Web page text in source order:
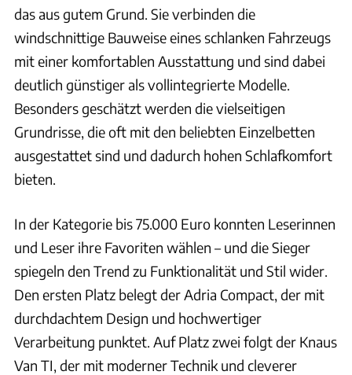
das aus gutem Grund. Sie verbinden die
windschnittige Bauweise eines schlanken Fahrzeugs
mit einer komfortablen Ausstattung und sind dabei
deutlich günstiger als vollintegrierte Modelle.
Besonders geschätzt werden die vielseitigen
Grundrisse, die oft mit den beliebten Einzelbetten
ausgestattet sind und dadurch hohen Schlafkomfort
bieten.
In der Kategorie bis 75.000 Euro konnten Leserinnen
und Leser ihre Favoriten wählen – und die Sieger
spiegeln den Trend zu Funktionalität und Stil wider.
Den ersten Platz belegt der Adria Compact, der mit
durchdachtem Design und hochwertiger
Verarbeitung punktet. Auf Platz zwei folgt der Knaus
Van TI, der mit moderner Technik und cleverer